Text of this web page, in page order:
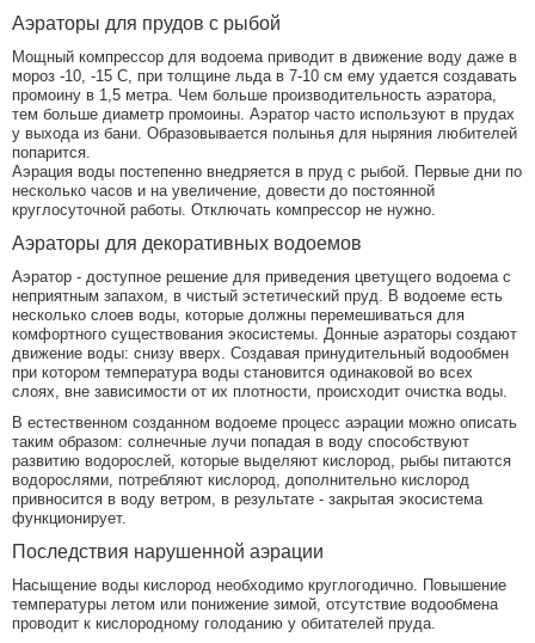
Аэраторы для прудов с рыбой
Мощный компрессор для водоема приводит в движение воду даже в
мороз -10, -15 С, при толщине льда в 7-10 см ему удается создавать
промоину в 1,5 метра. Чем больше производительность аэратора,
тем больше диаметр промоины. Аэратор часто используют в прудах
у выхода из бани. Образовывается полынья для ныряния любителей
попарится.
Аэрация воды постепенно внедряется в пруд с рыбой. Первые дни по
несколько часов и на увеличение, довести до постоянной
круглосуточной работы. Отключать компрессор не нужно.
Аэраторы для декоративных водоемов
Аэратор - доступное решение для приведения цветущего водоема с
неприятным запахом, в чистый эстетический пруд. В водоеме есть
несколько слоев воды, которые должны перемешиваться для
комфортного существования экосистемы. Донные аэраторы создают
движение воды: снизу вверх. Создавая принудительный водообмен
при котором температура воды становится одинаковой во всех
слоях, вне зависимости от их плотности, происходит очистка воды.
В естественном созданном водоеме процесс аэрации можно описать
таким образом: солнечные лучи попадая в воду способствуют
развитию водорослей, которые выделяют кислород, рыбы питаются
водорослями, потребляют кислород, дополнительно кислород
привносится в воду ветром, в результате - закрытая экосистема
функционирует.
Последствия нарушенной аэрации
Насыщение воды кислород необходимо круглогодично. Повышение
температуры летом или понижение зимой, отсутствие водообмена
проводит к кислородному голоданию у обитателей пруда.